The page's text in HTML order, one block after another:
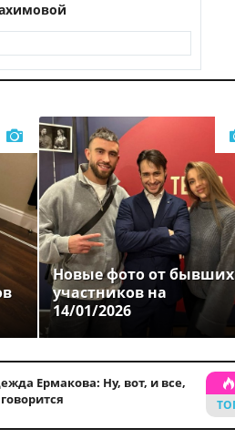
Новые фото от бывших
участников на
14/01/2026
Ермакова: Ну, вот, и все,